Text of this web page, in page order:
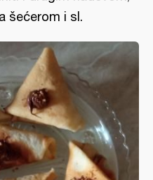
šećerom i sl.